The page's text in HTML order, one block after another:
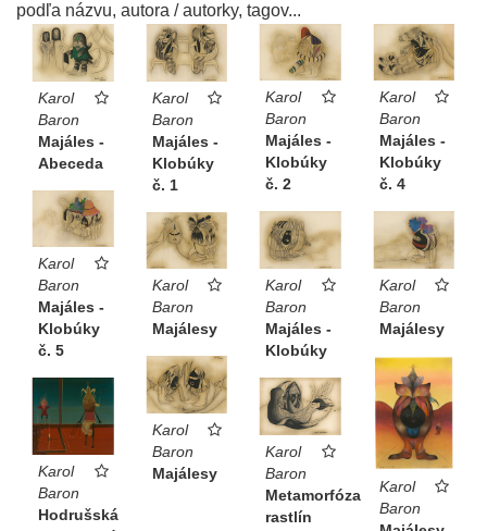
podľa názvu, autora / autorky, tagov...
Karol
Baron
Majáles -
Abeceda
Karol
Baron
Majáles -
Klobúky
č. 1
Karol
Baron
Majáles -
Klobúky
č. 2
Karol
Baron
Majáles -
Klobúky
č. 4
Karol
Baron
Majáles -
Klobúky
č. 5
Karol
Baron
Majáles -
Klobúky
Karol
Baron
Majálesy
Karol
Baron
Majálesy
Karol
Baron
Karol
Baron
Majálesy
Karol
Baron
Metamorfóza
rastlín
Karol
Baron
Hodrušská